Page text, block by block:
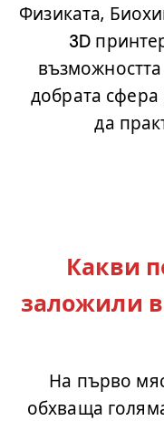
Физиката,
3D
добрата
да
Какви
заложили
На първо
обхваща